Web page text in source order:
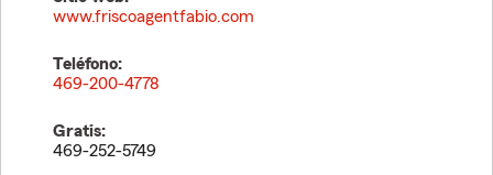
www.friscoagentfabio.com
Teléfono:
469-200-4778
Gratis:
469-252-5749